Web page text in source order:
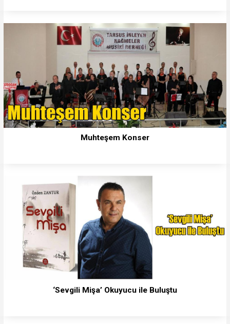
Muhteşem Konser
‘Sevgili Mişa’ Okuyucu ile Buluştu